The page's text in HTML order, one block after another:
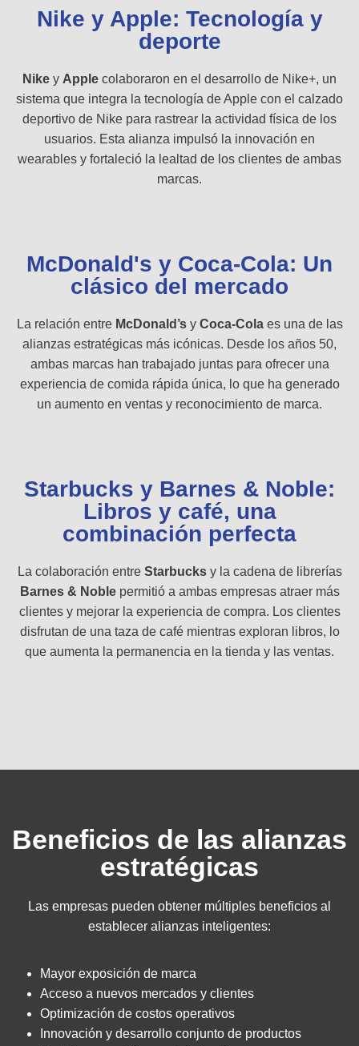
Nike y Apple: Tecnología y
deporte
Nike y Apple colaboraron en el desarrollo de Nike+, un
sistema que integra la tecnología de Apple con el calzado
deportivo de Nike para rastrear la actividad física de los
usuarios. Esta alianza impulsó la innovación en
wearables y fortaleció la lealtad de los clientes de ambas
marcas.
McDonald's y Coca-Cola: Un
clásico del mercado
La relación entre McDonald’sy Coca-Colaes una de las
alianzas estratégicas más icónicas. Desde los años 50,
ambas marcas han trabajado juntas para ofrecer una
experiencia de comida rápida única, lo que ha generado
un aumento en ventas y reconocimiento de marca.
Starbucks y Barnes & Noble:
Libros y café, una
combinación perfecta
La colaboración entre Starbucksy la cadena de librerías
Barnes & Noblepermitió a ambas empresas atraer más
clientes y mejorar la experiencia de compra. Los clientes
disfrutan de una taza de café mientras exploran libros, lo
que aumenta la permanencia en la tienda y las ventas.
Beneficios de las alianzas
estratégicas
Las empresas pueden obtener múltiples beneficios al
establecer alianzas inteligentes:
Mayor exposición de marca
Acceso a nuevos mercados y clientes
Optimización de costos operativos
Innovación y desarrollo conjunto de productos